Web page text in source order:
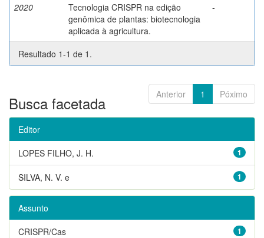
2020
Tecnologia CRISPR na edição
genômica de plantas: biotecnologia
aplicada à agricultura.
-
Resultado 1-1 de 1.
Anterior 1 Póximo
Busca facetada
Editor
1
LOPES FILHO, J. H.
1
SILVA, N. V. e
Assunto
1
CRISPR/Cas